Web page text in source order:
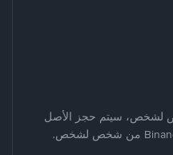
لشخص، سيتم حجز الأصل